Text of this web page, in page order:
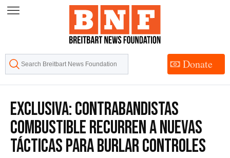
Skip
Content
Donate
EXCLUSIVA: Contrabandistas
Combustible Recurren a Nuevas
Tácticas para Burlar Controles